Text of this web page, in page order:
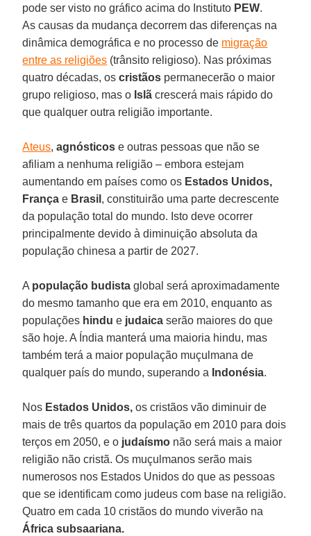
pode ser visto no gráfico acima do Instituto PEW.
As causas da mudança decorrem das diferenças na
dinâmica demográfica e no processo de migração
entre as religiões (trânsito religioso). Nas próximas
quatro décadas, oscristãos permanecerão o maior
grupo religioso, mas o Islã crescerá mais rápido do
que qualquer outra religião importante.
Ateus,agnósticos e outras pessoas que não se
afiliam a nenhuma religião – embora estejam
aumentando em países como os Estados Unidos,
França e Brasil , constituirão uma parte decrescente
da população total do mundo. Isto deve ocorrer
principalmente devido à diminuição absoluta da
população chinesa a partir de 2027.
A população budista global será aproximadamente
do mesmo tamanho que era em 2010, enquanto as
populações hindu e judaica serão maiores do que
são hoje. A Índia manterá uma maioria hindu, mas
também terá a maior população muçulmana de
qualquer país do mundo, superando a Indonésia.
Nos Estados Unidos, os cristãos vão diminuir de
mais de três quartos da população em 2010 para dois
terços em 2050, e o judaísmo não será mais a maior
religião não cristã. Os muçulmanos serão mais
numerosos nos Estados Unidos do que as pessoas
que se identificam como judeus com base na religião.
Quatro em cada 10 cristãos do mundo viverão na
África subsaariana.